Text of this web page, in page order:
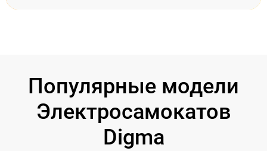
Популярные модели
Электросамокатов
Digma